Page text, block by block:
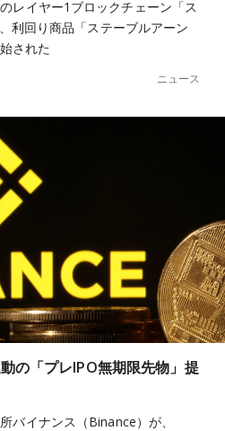
レイヤー1ブロックチェーン「ス
利回り商品「ステーブルアーン
された
ニュース
の「プレIPO無期限先物」提
バイナンス（Binance）が、